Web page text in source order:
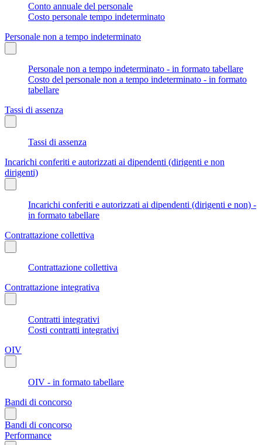
Conto annuale del personale
Costo personale tempo indeterminato
Personale non a tempo indeterminato
Personale non a tempo indeterminato - in formato tabellare
Costo del personale non a tempo indeterminato - in formato
tabellare
Tassi di assenza
Tassi di assenza
Incarichi conferiti e autorizzati ai dipendenti (dirigenti e non
dirigenti)
Incarichi conferiti e autorizzati ai dipendenti (dirigenti e non) -
in formato tabellare
Contrattazione collettiva
Contrattazione collettiva
Contrattazione integrativa
Contratti integrativi
Costi contratti integrativi
OIV
OIV - in formato tabellare
Bandi di concorso
Bandi di concorso
Performance